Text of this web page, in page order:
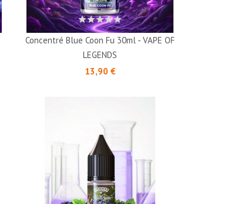
Concentré Blue Coon Fu 30ml - VAPE OF
LEGENDS
13,90 €Prix